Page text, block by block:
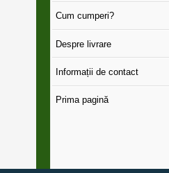
Cum cumperi?
Despre livrare
Informații de contact
Prima pagină